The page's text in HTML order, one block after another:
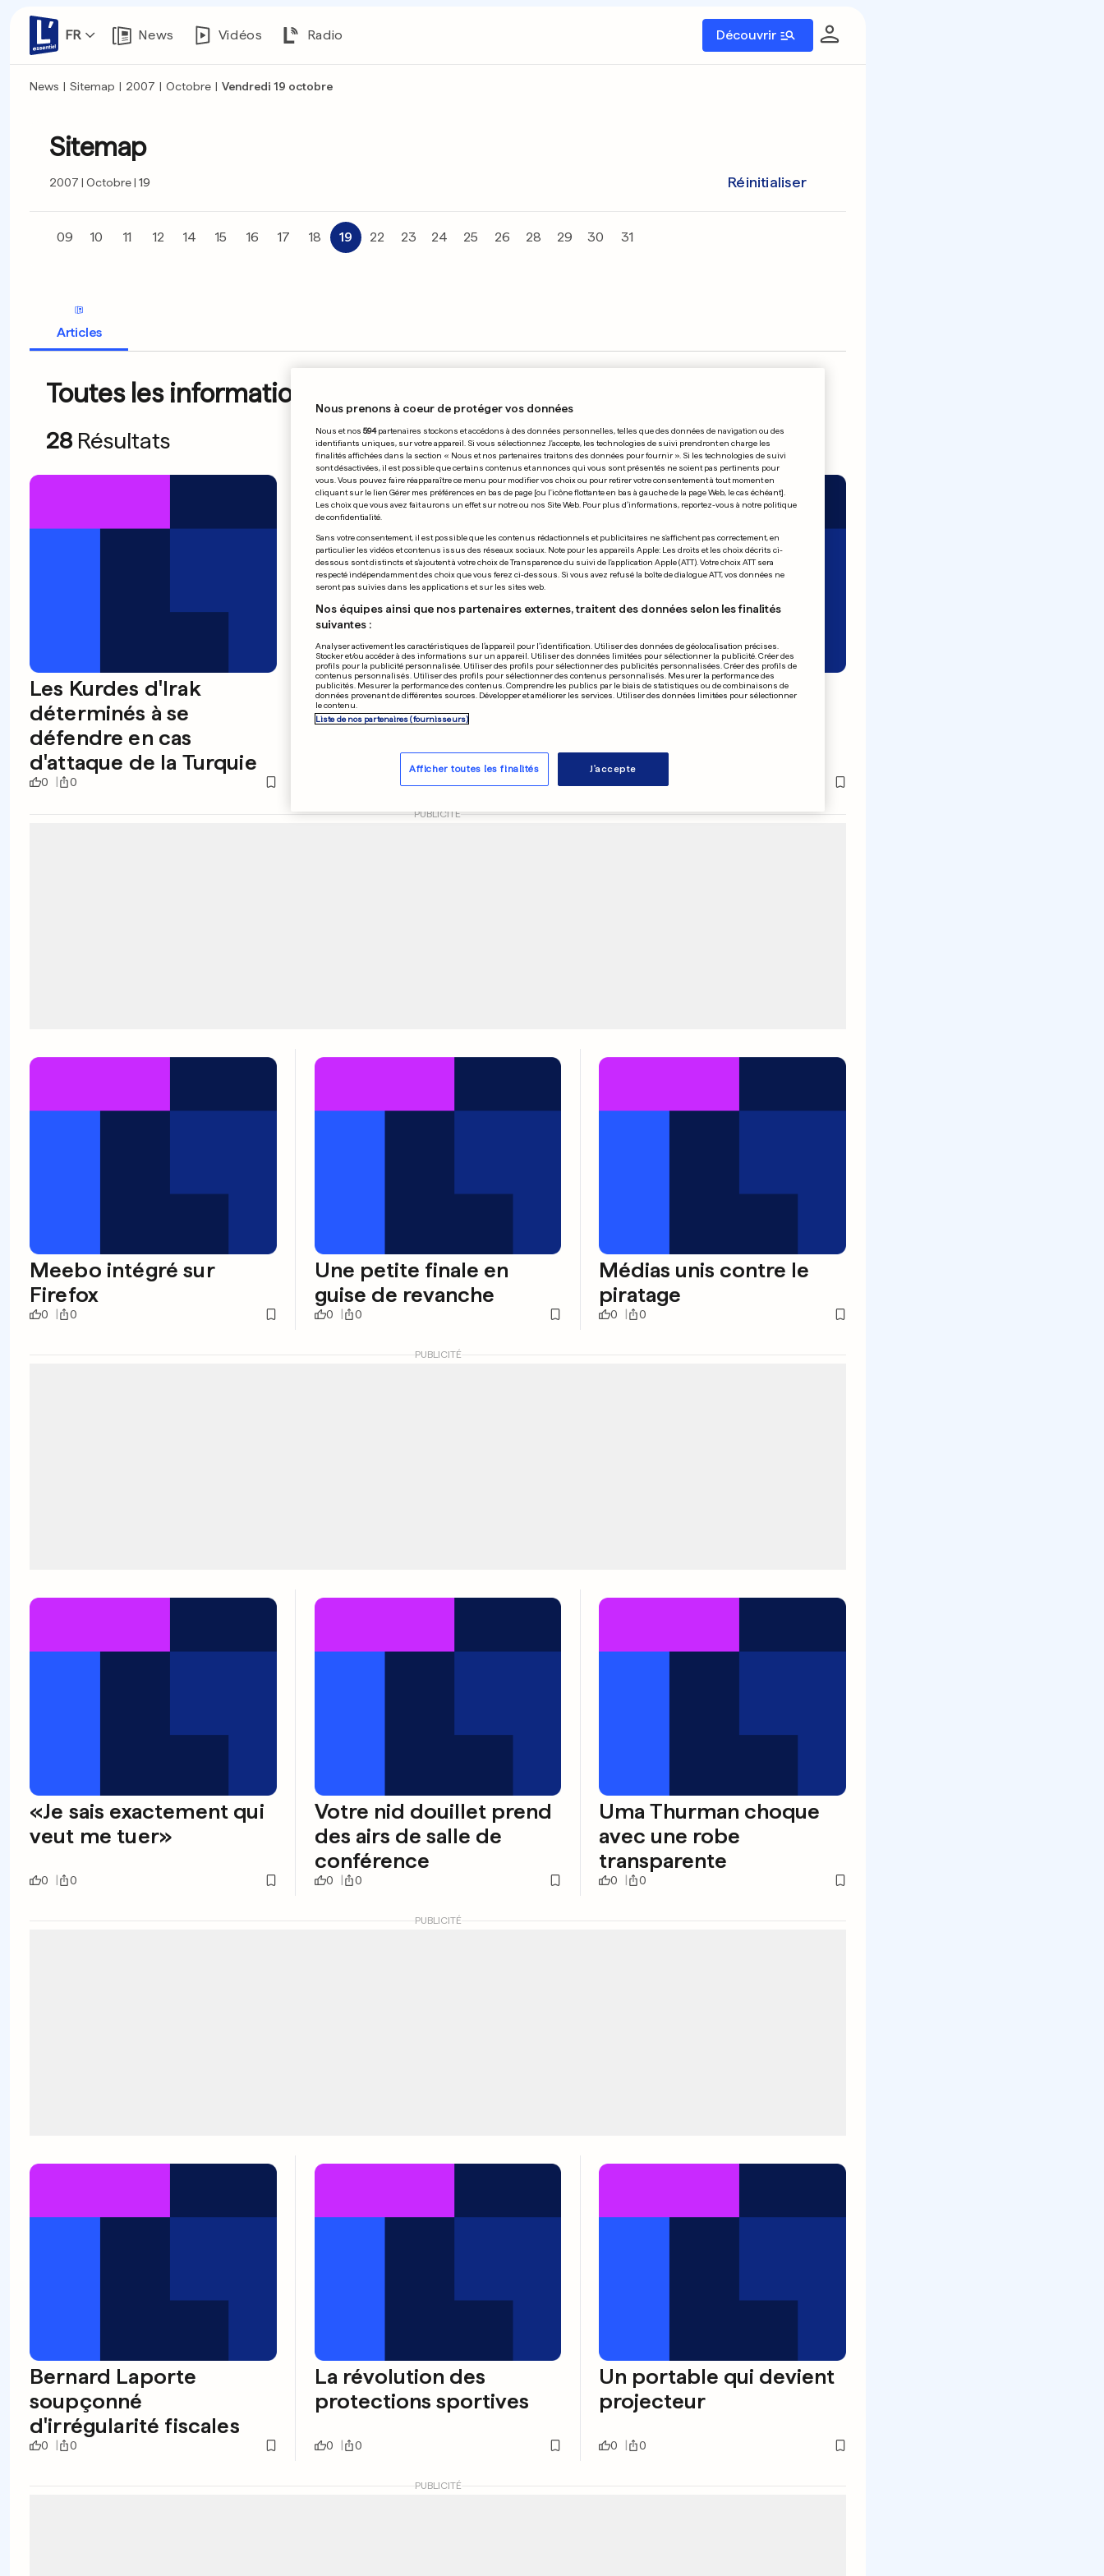
FR News Vidéos Radio Découvrir
News | Sitemap | 2007 | Octobre | Vendredi 19 octobre
Sitemap
2007 Octobre 19 Réinitialiser
09 10 11 12 14 15 16 17 18 19 22 23 24 25 26 28 29 30 31
Articles
Toutes les informations du 19.10.2007
28 Résultats
Les Kurdes d'Irak
déterminés à se
défendre en cas
d'attaque de la Turquie
0 0
Mischa Barton jouera
dans un film de
scandale
Le reggaeman Lucky
PUBLICITÉ
Meebo intégré sur
Firefox
0 0
Une petite finale en
guise de revanche
0 0
Médias unis contre le
piratage
0 0
PUBLICITÉ
«Je sais exactement qui
veut me tuer»
0 0
Votre nid douillet prend
des airs de salle de
conférence
0 0
Uma Thurman choque
avec une robe
transparente
0 0
PUBLICITÉ
Bernard Laporte
soupçonné
d'irrégularité fiscales
0 0
La révolution des
protections sportives
0 0
Un portable qui devient
projecteur
0 0
PUBLICITÉ
Nous prenons à coeur de protéger vos données
Nous et nos 594partenaires stockons et accédons à des données personnelles, telles que des données de navigation ou des
identifiants uniques, sur votre appareil. Si vous sélectionnez J'accepte, les technologies de suivi prendront en charge les
finalités affichées dans la section « Nous et nos partenaires traitons des données pour fournir ». Si les technologies de suivi
sont désactivées, il est possible que certains contenus et annonces qui vous sont présentés ne soient pas pertinents pour
vous. Vous pouvez faire réapparaître ce menu pour modifier vos choix ou pour retirer votre consentement à tout moment en
cliquant sur le lien Gérer mes préférences en bas de page [ou l'icône flottante en bas à gauche de la page Web, le cas échéant].
Les choix que vous avez fait aurons un effet sur notre ou nos Site Web. Pour plus d’informations, reportez-vous à notre politique
de confidentialité.
Sans votre consentement, il est possible que les contenus rédactionnels et publicitaires ne s'affichent pas correctement, en
particulier les vidéos et contenus issus des réseaux sociaux. Note pour les appareils Apple: Les droits et les choix décrits ci-
dessous sont distincts et s'ajoutent à votre choix de Transparence du suivi de l'application Apple (ATT). Votre choix ATT sera
respecté indépendamment des choix que vous ferez ci-dessous. Si vous avez refusé la boîte de dialogue ATT, vos données ne
seront pas suivies dans les applications et sur les sites web.
Nos équipes ainsi que nos partenaires externes, traitent des données selon les finalités
suivantes :
Analyser activement les caractéristiques de l’appareil pour l’identification. Utiliser des données de géolocalisation précises.
Stocker et/ou accéder à des informations sur un appareil. Utiliser des données limitées pour sélectionner la publicité. Créer des
profils pour la publicité personnalisée. Utiliser des profils pour sélectionner des publicités personnalisées. Créer des profils de
contenus personnalisés. Utiliser des profils pour sélectionner des contenus personnalisés. Mesurer la performance des
publicités. Mesurer la performance des contenus. Comprendre les publics par le biais de statistiques ou de combinaisons de
données provenant de différentes sources. Développer et améliorer les services. Utiliser des données limitées pour sélectionner
le contenu.
Liste de nos partenaires (fournisseurs)
Afficher toutes les finalités J'accepte